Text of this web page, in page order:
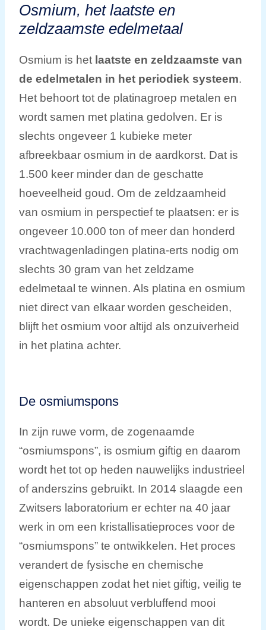
Osmium, het laatste en
zeldzaamste edelmetaal
Osmium is het laatste en zeldzaamste van
de edelmetalen in het periodiek systeem.
Het behoort tot de platinagroep metalen en
wordt samen met platina gedolven. Er is
slechts ongeveer 1 kubieke meter
afbreekbaar osmium in de aardkorst. Dat is
1.500 keer minder dan de geschatte
hoeveelheid goud. Om de zeldzaamheid
van osmium in perspectief te plaatsen: er is
ongeveer 10.000 ton of meer dan honderd
vrachtwagenladingen platina-erts nodig om
slechts 30 gram van het zeldzame
edelmetaal te winnen. Als platina en osmium
niet direct van elkaar worden gescheiden,
blijft het osmium voor altijd als onzuiverheid
in het platina achter.
De osmiumspons
In zijn ruwe vorm, de zogenaamde
“osmiumspons”, is osmium giftig en daarom
wordt het tot op heden nauwelijks industrieel
of anderszins gebruikt. In 2014 slaagde een
Zwitsers laboratorium er echter na 40 jaar
werk in om een kristallisatieproces voor de
“osmiumspons” te ontwikkelen. Het proces
verandert de fysische en chemische
eigenschappen zodat het niet giftig, veilig te
hanteren en absoluut verbluffend mooi
wordt. De unieke eigenschappen van dit